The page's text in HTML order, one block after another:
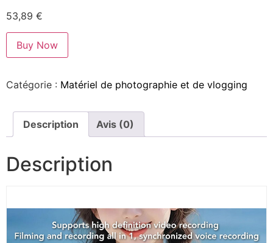
53,89 €
Buy Now
Catégorie : Matériel de photographie et de vlogging
Description Avis (0)
Description